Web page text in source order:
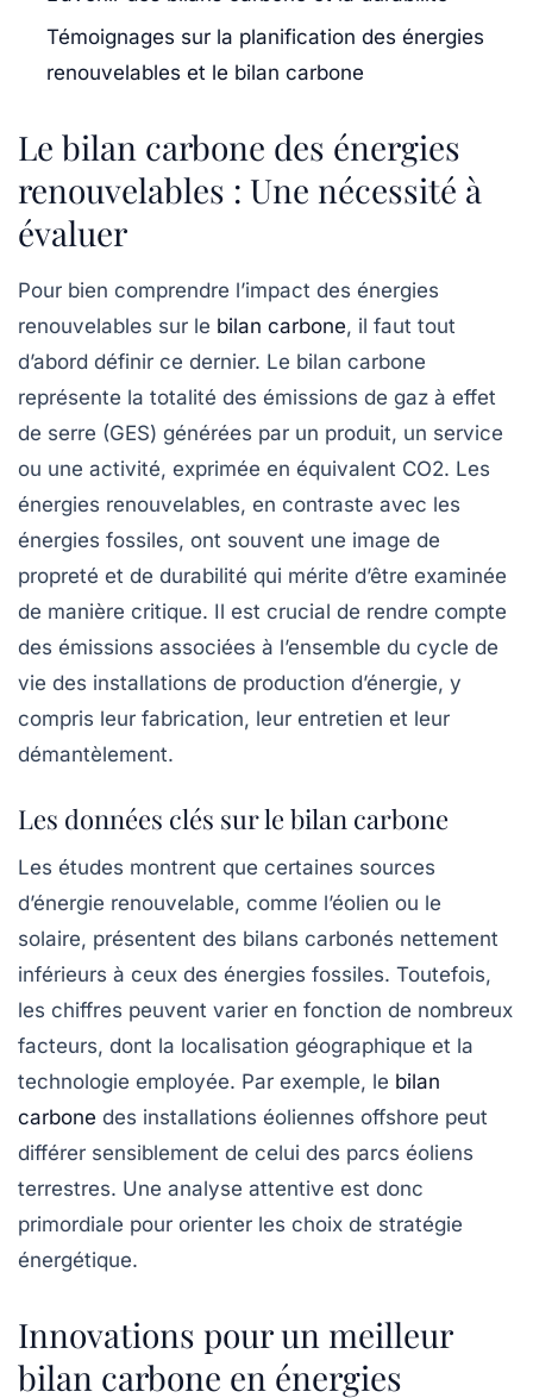
Témoignages sur la planification des énergies
renouvelables et le bilan carbone
Le bilan carbone des énergies
renouvelables : Une nécessité à
évaluer
Pour bien comprendre l’impact des énergies
renouvelables sur le bilan carbone, il faut tout
d’abord définir ce dernier. Le bilan carbone
représente la totalité des émissions de gaz à effet
de serre (GES) générées par un produit, un service
ou une activité, exprimée en équivalent CO2. Les
énergies renouvelables, en contraste avec les
énergies fossiles, ont souvent une image de
propreté et de durabilité qui mérite d’être examinée
de manière critique. Il est crucial de rendre compte
des émissions associées à l’ensemble du cycle de
vie des installations de production d’énergie, y
compris leur fabrication, leur entretien et leur
démantèlement.
Les données clés sur le bilan carbone
Les études montrent que certaines sources
d’énergie renouvelable, comme l’éolien ou le
solaire, présentent des bilans carbonés nettement
inférieurs à ceux des énergies fossiles. Toutefois,
les chiffres peuvent varier en fonction de nombreux
facteurs, dont la localisation géographique et la
technologie employée. Par exemple, le bilan
carbone des installations éoliennes offshore peut
différer sensiblement de celui des parcs éoliens
terrestres. Une analyse attentive est donc
primordiale pour orienter les choix de stratégie
énergétique.
Innovations pour un meilleur
bilan carbone en énergies